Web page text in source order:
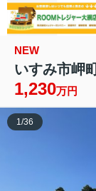
NEW
いすみ市岬
1,230万円
1/36